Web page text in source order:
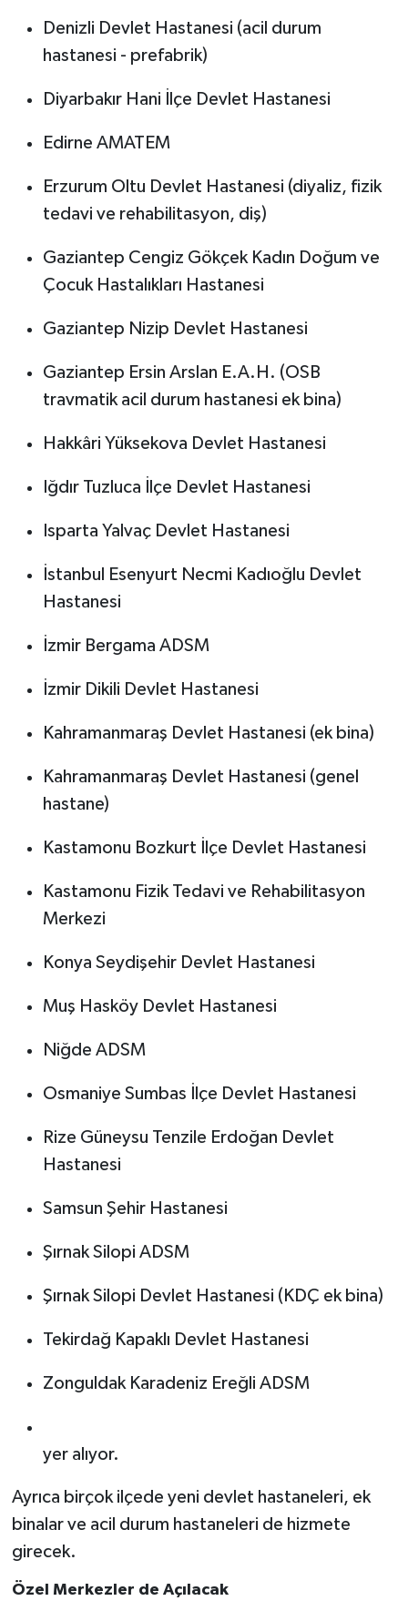
Denizli Devlet Hastanesi (acil durum
hastanesi - prefabrik)
Diyarbakır Hani İlçe Devlet Hastanesi
Edirne AMATEM
Erzurum Oltu Devlet Hastanesi (diyaliz, fizik
tedavi ve rehabilitasyon, diş)
Gaziantep Cengiz Gökçek Kadın Doğum ve
Çocuk Hastalıkları Hastanesi
Gaziantep Nizip Devlet Hastanesi
Gaziantep Ersin Arslan E.A.H. (OSB
travmatik acil durum hastanesi ek bina)
Hakkâri Yüksekova Devlet Hastanesi
Iğdır Tuzluca İlçe Devlet Hastanesi
Isparta Yalvaç Devlet Hastanesi
İstanbul Esenyurt Necmi Kadıoğlu Devlet
Hastanesi
İzmir Bergama ADSM
İzmir Dikili Devlet Hastanesi
Kahramanmaraş Devlet Hastanesi (ek bina)
Kahramanmaraş Devlet Hastanesi (genel
hastane)
Kastamonu Bozkurt İlçe Devlet Hastanesi
Kastamonu Fizik Tedavi ve Rehabilitasyon
Merkezi
Konya Seydişehir Devlet Hastanesi
Muş Hasköy Devlet Hastanesi
Niğde ADSM
Osmaniye Sumbas İlçe Devlet Hastanesi
Rize Güneysu Tenzile Erdoğan Devlet
Hastanesi
Samsun Şehir Hastanesi
Şırnak Silopi ADSM
Şırnak Silopi Devlet Hastanesi (KDÇ ek bina)
Tekirdağ Kapaklı Devlet Hastanesi
Zonguldak Karadeniz Ereğli ADSM
yer alıyor.
Ayrıca birçok ilçede yeni devlet hastaneleri, ek
binalar ve acil durum hastaneleri de hizmete
girecek.
Özel Merkezler de Açılacak